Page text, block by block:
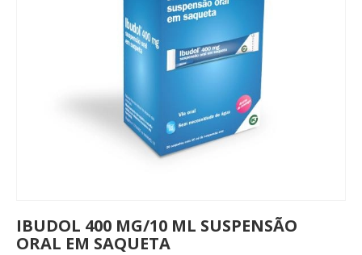
IBUDOL 400 MG/10 ML SUSPENSÃO
ORAL EM SAQUETA